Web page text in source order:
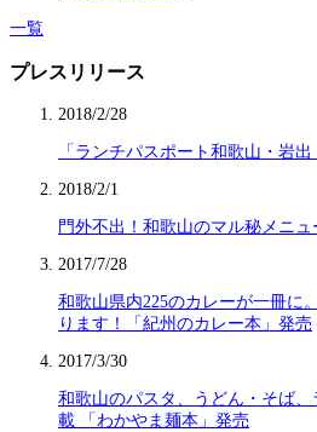
一覧
プレスリリース
2018/2/28
「ランチパスポート和歌山・岩
2018/2/1
門外不出！和歌山のマル秘メニ
2017/7/28
和歌山県内225のカレーが一冊に
ります！「紀州のカレー本」発売
2017/3/30
和歌山のパスタ、うどん・そば
載 「わかやま麺本」発売